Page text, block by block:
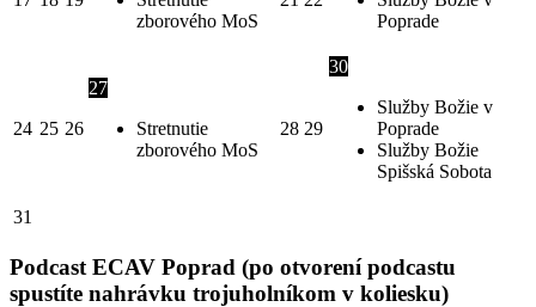
zborového MoS
Poprade
24 25 26
27
Stretnutie
zborového MoS
28 29
30
Služby Božie v
Poprade
Služby Božie
Spišská Sobota
31
Podcast ECAV Poprad (po otvorení podcastu
spustíte nahrávku trojuholníkom v koliesku)